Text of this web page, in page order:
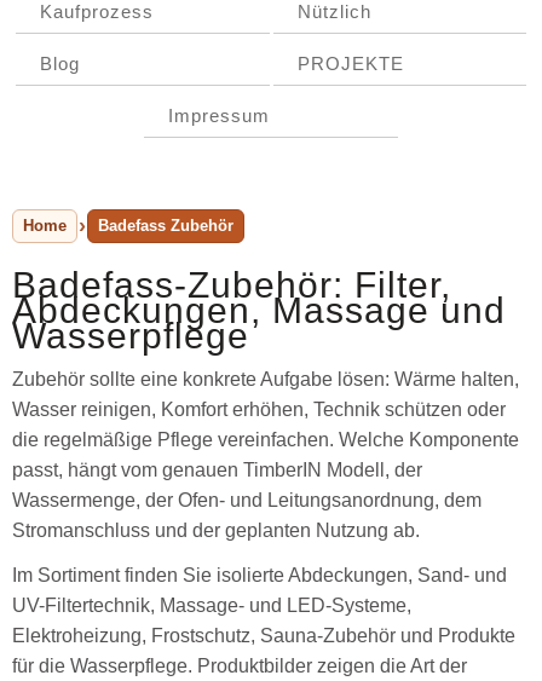
Kaufprozess Nützlich
Blog PROJEKTE
Impressum
Home Badefass Zubehör
Badefass-Zubehör: Filter,
Abdeckungen, Massage und
Wasserpflege
Zubehör sollte eine konkrete Aufgabe lösen: Wärme halten,
Wasser reinigen, Komfort erhöhen, Technik schützen oder
die regelmäßige Pflege vereinfachen. Welche Komponente
passt, hängt vom genauen TimberIN Modell, der
Wassermenge, der Ofen- und Leitungsanordnung, dem
Stromanschluss und der geplanten Nutzung ab.
Im Sortiment finden Sie isolierte Abdeckungen, Sand- und
UV-Filtertechnik, Massage- und LED-Systeme,
Elektroheizung, Frostschutz, Sauna-Zubehör und Produkte
für die Wasserpflege. Produktbilder zeigen die Art der